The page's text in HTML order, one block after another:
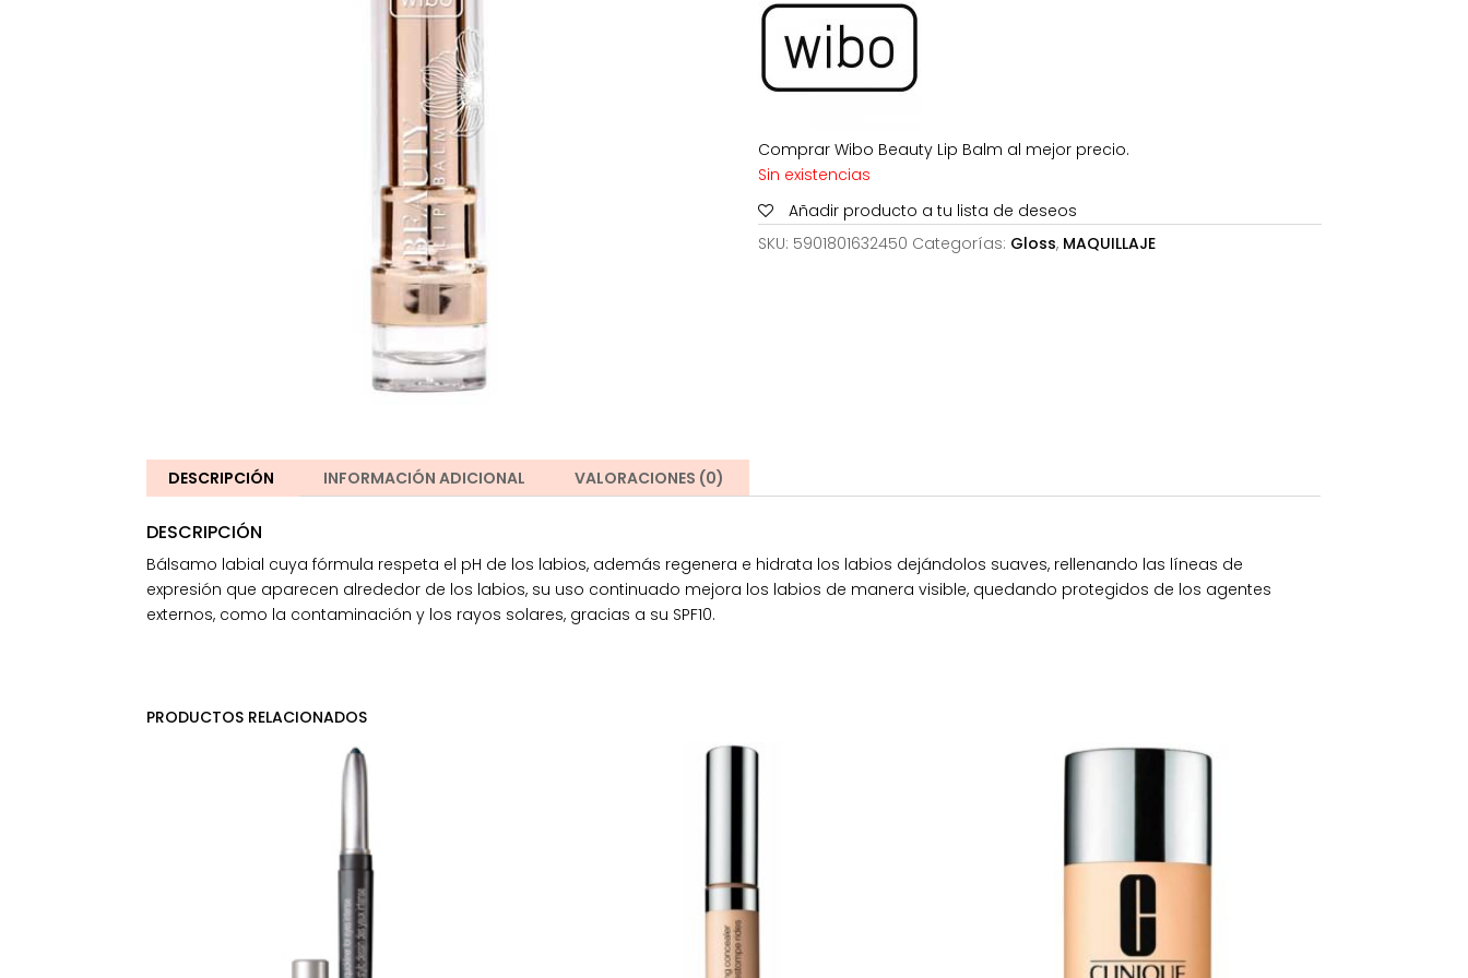
5,99€.
Comprar Wibo Beauty Lip Balm al mejor precio.
Sin existencias
Añadir producto a tu lista de deseos
SKU: 5901801632450 Categorías: Gloss, MAQUILLAJE
DESCRIPCIÓN INFORMACIÓN ADICIONAL VALORACIONES (0)
DESCRIPCIÓN
Bálsamo labial cuya fórmula respeta el pH de los labios, además regenera e hidrata los labios dejándolos suaves, rellenando las líneas de
expresión que aparecen alrededor de los labios, su uso continuado mejora los labios de manera visible, quedando protegidos de los agentes
externos, como la contaminación y los rayos solares, gracias a su SPF10.
PRODUCTOS RELACIONADOS